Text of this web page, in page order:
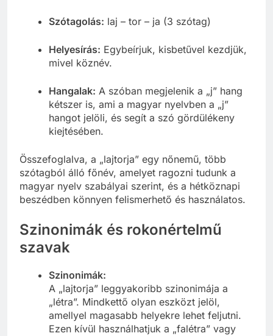
Szótagolás: laj – tor – ja (3 szótag)
Helyesírás: Egybeírjuk, kisbetűvel kezdjük,
mivel köznév.
Hangalak: A szóban megjelenik a „j” hang
kétszer is, ami a magyar nyelvben a „j”
hangot jelöli, és segít a szó gördülékeny
kiejtésében.
Összefoglalva, a „lajtorja” egy nőnemű, több
szótagból álló főnév, amelyet ragozni tudunk a
magyar nyelv szabályai szerint, és a hétköznapi
beszédben könnyen felismerhető és használatos.
Szinonimák és rokonértelmű
szavak
Szinonimák:
A „lajtorja” leggyakoribb szinonimája a
„létra”. Mindkettő olyan eszközt jelöl,
amellyel magasabb helyekre lehet feljutni.
Ezen kívül használhatjuk a „falétra” vagy